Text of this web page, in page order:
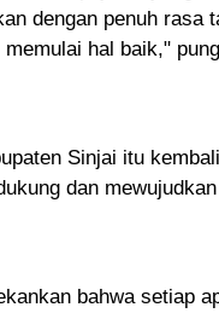
dengan penuh rasa
hal baik,"
Sinjai itu
dan
bahwa setiap